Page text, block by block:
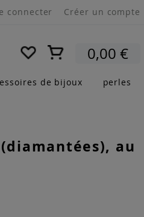
connecter Créer un compte
Mon panier0,00 €
de bijoux perles
au